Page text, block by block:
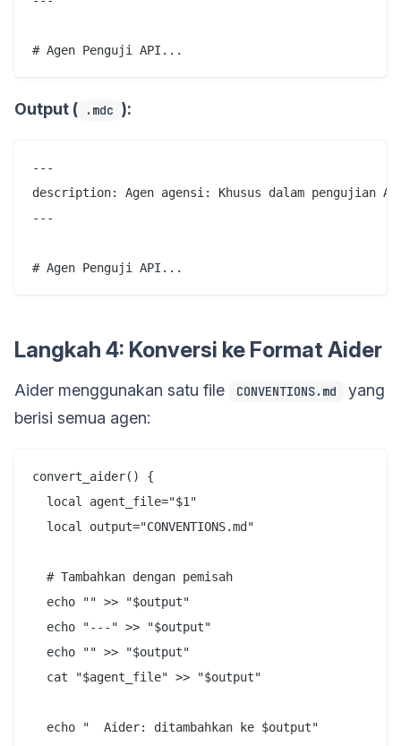
Output ( .mdc ):
---
description: Agen agensi: Khusus dalam pengujian
---
Langkah 4: Konversi ke Format Aider
Aider menggunakan satu file CONVENTIONS.md
yang
berisi semua agen:
convert_aider() {
  local agent_file="$1"
  local output="CONVENTIONS.md"
  # Tambahkan dengan pemisah
  echo "" >> "$output"
  echo "---" >> "$output"
  echo "" >> "$output"
  cat "$agent_file" >> "$output"
  echo "  Aider: ditambahkan ke $output"